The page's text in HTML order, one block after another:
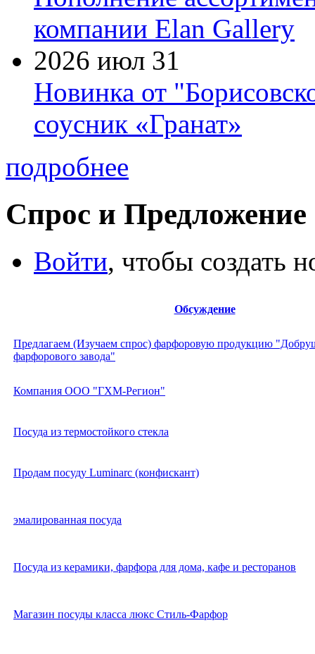
компании Elan Gallery
2026 июл 31
Новинка от
соусник «Гранат»
подробнее
Спрос и Предложение
Войти, чтобы создать
Обсуждение
Предлагаем (Изучаем спрос) фарфоровую продукцию
фарфорового завода"
Компания ООО "ГХМ-Регион"
Посуда из термостойкого стекла
Продам посуду Luminarc (конфискант)
эмалированная посуда
Посуда из керамики, фарфора для дома, кафе и ресторанов
Магазин посуды класса люкс Стиль-Фарфор